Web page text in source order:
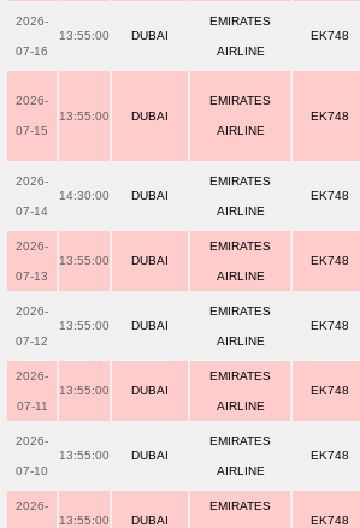
2026-
07-16
13:55:00 DUBAI
EMIRATES
AIRLINE
EK748
2026-
07-15
13:55:00 DUBAI
EMIRATES
AIRLINE
EK748
2026-
07-14
14:30:00 DUBAI
EMIRATES
AIRLINE
EK748
2026-
07-13
13:55:00 DUBAI
EMIRATES
AIRLINE
EK748
2026-
07-12
13:55:00 DUBAI
EMIRATES
AIRLINE
EK748
2026-
07-11
13:55:00 DUBAI
EMIRATES
AIRLINE
EK748
2026-
07-10
13:55:00 DUBAI
EMIRATES
AIRLINE
EK748
2026-
13:55:00 DUBAI
EMIRATES
EK748